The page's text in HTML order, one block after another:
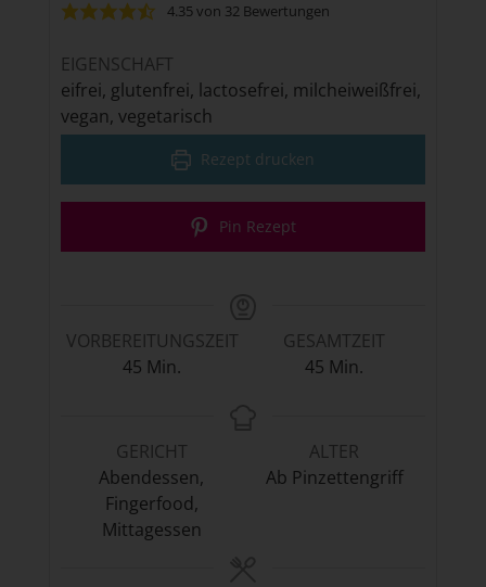
4.35von 32Bewertungen
EIGENSCHAFT
eifrei, glutenfrei, lactosefrei, milcheiweißfrei,
vegan, vegetarisch
Rezept drucken
Pin Rezept
VORBEREITUNGSZEIT
45Minuten
Min.
GESAMTZEIT
45 Minuten
Min.
GERICHT
Abendessen,
Fingerfood,
Mittagessen
ALTER
Ab Pinzettengriff